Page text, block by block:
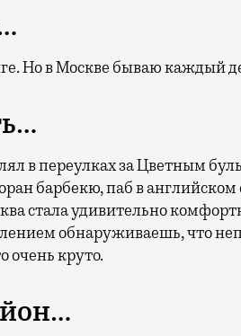
Но в Москве бываю каждый
в переулках за Цветным
барбекю, паб в
стала удивительно
обнаруживаешь, что
очень круто.